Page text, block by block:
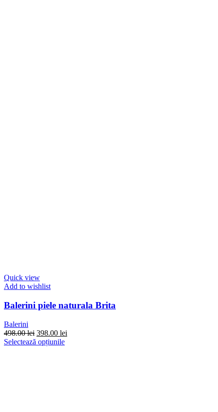
Quick view
Add to wishlist
Balerini piele naturala Brita
Balerini
498.00lei Prețul
inițial
398.00 lei
Selectează opțiunileAcest